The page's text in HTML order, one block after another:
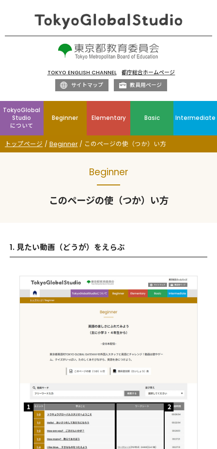
TOKYO ENGLISH CHANNEL
都庁総合ホームページ
サイトマップ
教員用ページ
TokyoGlobal
Studio
について
Beginner Elementary Basic Intermediate
トップページ Beginner このページの使（つか）い方
Beginner
このページの使（つか）い方
1. 見たい動画（どうが）をえらぶ